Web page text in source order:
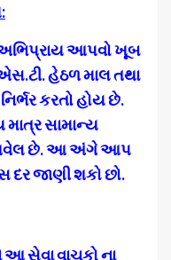
:
અભિપ્રાય આપવો ખૂબ
.ટી.હેઠળ માલ તથા
કરતો હોય છે.
માત્ર સામાન્ય
છે.આ અંગે આપ
દર જાણી શકો છો.
સેવા વાચકો ના